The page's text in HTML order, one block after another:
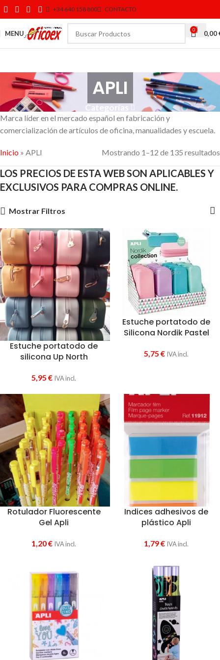
+34 640 158 800 CONTACTO
MENU 0 0,00
APLI
Categorías
Marca líder en el mercado español en fabricación y
comercialización de artículos de oficina, manualidades y escuela.
Inicio » APLI Mostrando 1–12 de 135 resultados
LOS PRECIOS DE ESTA WEB SON APLICABLES Y
EXCLUSIVOS PARA COMPRAS ONLINE.
Mostrar Filtros
Estuche portatodo de
silicona Up North
5,95 € IVA incl.
Estuche portatodo de
Silicona Nordik Pastel
5,75 € IVA incl.
Rotulador Fluorescente
Gel Apli
1,20€ IVA incl.
Indices adhesivos de
plástico Apli
1,79€ IVA incl.